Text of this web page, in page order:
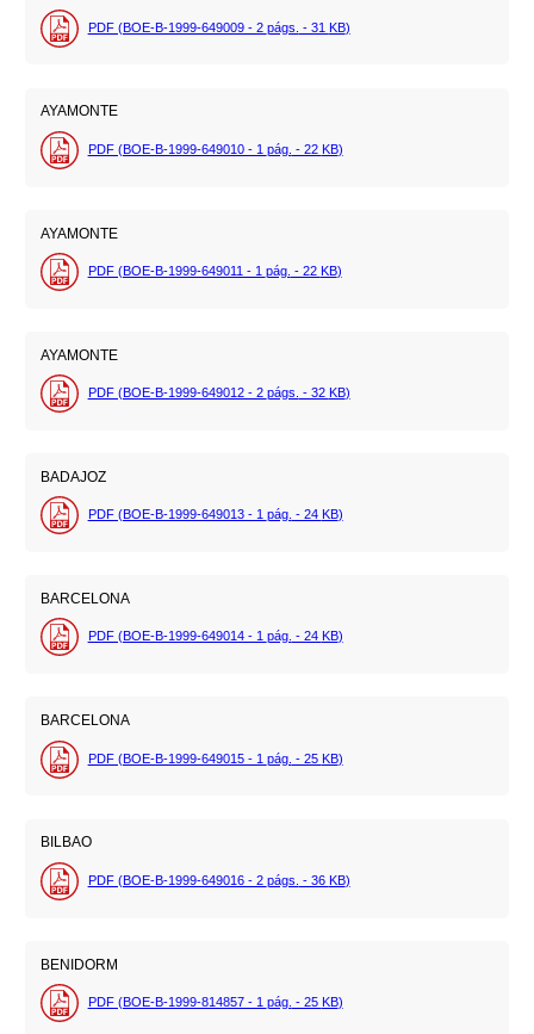
PDF (BOE-B-1999-649009 - 2 págs. - 31 KB)
AYAMONTE
PDF (BOE-B-1999-649010 - 1 pág. - 22 KB)
AYAMONTE
PDF (BOE-B-1999-649011 - 1 pág. - 22 KB)
AYAMONTE
PDF (BOE-B-1999-649012 - 2 págs. - 32 KB)
BADAJOZ
PDF (BOE-B-1999-649013 - 1 pág. - 24 KB)
BARCELONA
PDF (BOE-B-1999-649014 - 1 pág. - 24 KB)
BARCELONA
PDF (BOE-B-1999-649015 - 1 pág. - 25 KB)
BILBAO
PDF (BOE-B-1999-649016 - 2 págs. - 36 KB)
BENIDORM
PDF (BOE-B-1999-814857 - 1 pág. - 25 KB)